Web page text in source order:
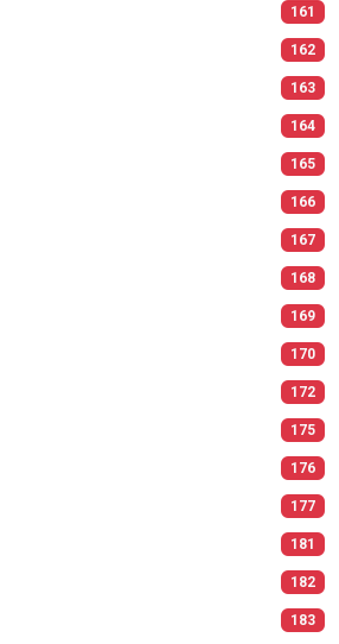
161
162
163
164
165
166
167
168
169
170
172
175
176
177
181
182
183